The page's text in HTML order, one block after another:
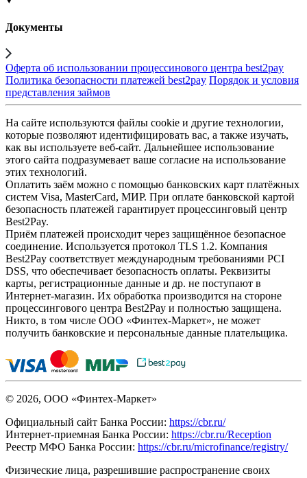
Документы
Оферта об использовании процессинового центра best2pay
Политика безопасности платежей best2pay Порядок и условия
представления займов
На сайте используются файлы cookie и другие технологии,
которые позволяют идентифицировать вас, а также изучать,
как вы используете веб-сайт. Дальнейшее использование
этого сайта подразумевает ваше согласие на использование
этих технологий.
Оплатить заём можно с помощью банковских карт платёжных
систем Visa, MasterCard, МИР. При оплате банковской картой
безопасность платежей гарантирует процессинговый центр
Best2Pay.
Приём платежей происходит через защищённое безопасное
соединение. Используется протокол TLS 1.2. Компания
Best2Pay соответствует международным требованиями PCI
DSS, что обеспечивает безопасность оплаты. Реквизиты
карты, регистрационные данные и др. не поступают в
Интернет-магазин. Их обработка производится на стороне
процессингового центра Best2Pay и полностью защищена.
Никто, в том числе ООО «Финтех-Маркет», не может
получить банковские и персональные данные плательщика.
© 2026, ООО «Финтех-Маркет»
Официальный сайт Банка России: https://cbr.ru/
Интернет-приемная Банка России: https://cbr.ru/Reception
Реестр МФО Банка России: https://cbr.ru/microfinance/registry/
Физические лица, разрешившие распространение своих